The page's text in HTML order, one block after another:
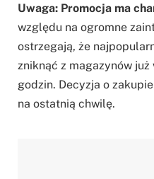
Uwaga: Promocja ma
względu na ogromne
ostrzegają, że
zniknąć z magazynów
godzin. Decyzja o
na ostatnią chwilę.